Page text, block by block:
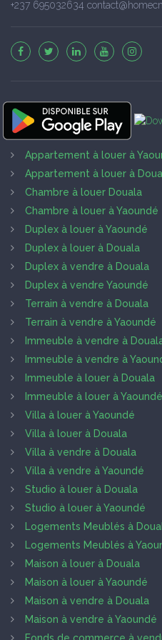
+237 695032634
Appartement à louer à
Appartement à louer à
Chambre à louer Douala
Chambre à louer à Yaoundé
Duplex à louer à Yaoundé
Duplex à louer à Douala
Duplex à vendre à Douala
Duplex à vendre Yaoundé
Terrain à vendre à Douala
Terrain à vendre à Yaoundé
Immeuble à vendre à
Immeuble à vendre à
Immeuble à louer à Douala
Immeuble à louer à Yaoundé
Villa à louer à Yaoundé
Villa à louer à Douala
Villa à vendre à Douala
Villa à vendre à Yaoundé
Studio à louer à Douala
Studio à louer à Yaoundé
Logements Meublés à
Logements Meublés à
Maison à louer à Douala
Maison à louer à Yaoundé
Maison à vendre à Douala
Maison à vendre à Yaoundé